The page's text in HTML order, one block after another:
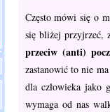
Często mówi się o
się bliżej przyjrzeć,
przeciw (anti)
zastanowić to nie
dla człowieka jako
wymaga od nas